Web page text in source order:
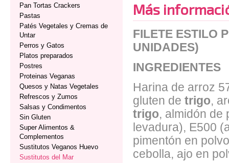
Pan Tortas Crackers
Pastas
Patés Vegetales y Cremas de
Untar
Perros y Gatos
Platos preparados
Postres
Proteinas Veganas
Quesos y Natas Vegetales
Refrescos y Zumos
Salsas y Condimentos
Sin Gluten
Super Alimentos &
Complementos
Sustitutos Veganos Huevo
Sustitutos del Mar
Más
FILETE ESTILO
UNIDADES)
INGREDIENTES
Harina de arroz
gluten de trigo,
trigo, almidón de
levadura), E500
pimentón en
cebolla, ajo en